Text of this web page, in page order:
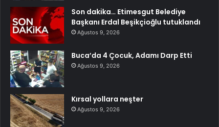
Son dakika… Etimesgut Belediye
Başkanı Erdal Beşikçioğlu tutuklandı
Ağustos 9, 2026
Buca’da 4 Çocuk, Adamı Darp Etti
Ağustos 9, 2026
Kırsal yollara neşter
Ağustos 9, 2026